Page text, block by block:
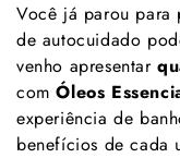
Você já parou para
de autocuidado
venho apresentar
comÓleos
experiência de
benefícios de cada